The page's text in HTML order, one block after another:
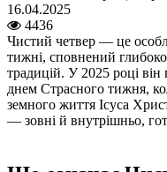
16.04.2025
4436
Чистий четвер — це
тижні, сповнений
традицій. У 2025 році він
днем Страсного тижня,
земного життя Ісуса
— зовні й внутрішньо,